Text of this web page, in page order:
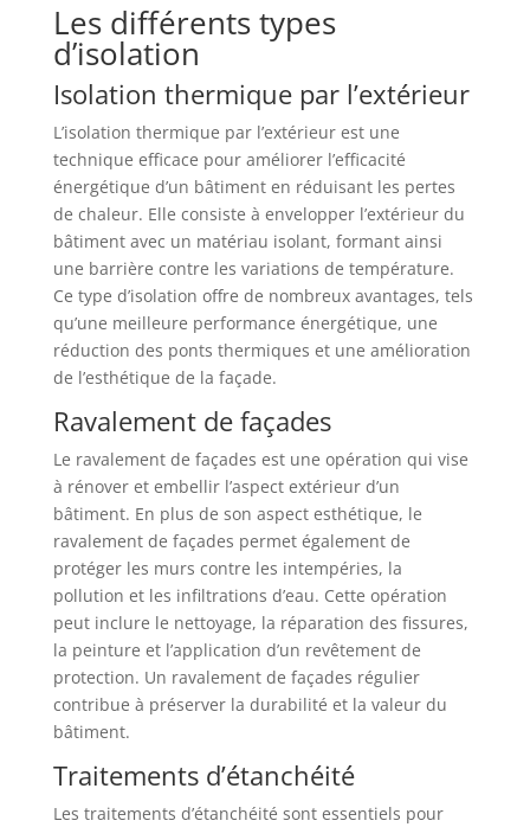
Les différents types
d’isolation
Isolation thermique par l’extérieur
L’isolation thermique par l’extérieur est une
technique efficace pour améliorer l’efficacité
énergétique d’un bâtiment en réduisant les pertes
de chaleur. Elle consiste à envelopper l’extérieur du
bâtiment avec un matériau isolant, formant ainsi
une barrière contre les variations de température.
Ce type d’isolation offre de nombreux avantages, tels
qu’une meilleure performance énergétique, une
réduction des ponts thermiques et une amélioration
de l’esthétique de la façade.
Ravalement de façades
Le ravalement de façades est une opération qui vise
à rénover et embellir l’aspect extérieur d’un
bâtiment. En plus de son aspect esthétique, le
ravalement de façades permet également de
protéger les murs contre les intempéries, la
pollution et les infiltrations d’eau. Cette opération
peut inclure le nettoyage, la réparation des fissures,
la peinture et l’application d’un revêtement de
protection. Un ravalement de façades régulier
contribue à préserver la durabilité et la valeur du
bâtiment.
Traitements d’étanchéité
Les traitements d’étanchéité sont essentiels pour